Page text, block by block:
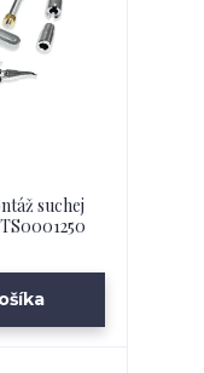
suchej